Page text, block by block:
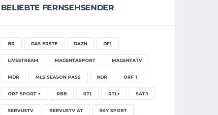
BELIEBTE FERNSEHSENDER
BR DAS ERSTE DAZN DF1
LIVESTREAM MAGENTASPORT MAGENTATV
MDR MLS SEASON PASS NDR ORF 1
ORF SPORT + RBB RTL RTL+ SAT.1
SERVUSTV SERVUSTV AT SKY SPORT